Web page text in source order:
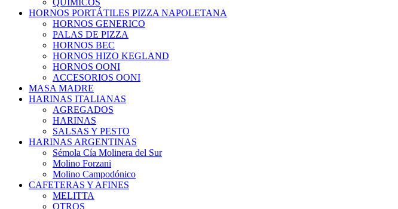
QUIMICOS
HORNOS PORTÁTILES PIZZA NAPOLETANA
HORNOS GENERICO
PALAS DE PIZZA
HORNOS BEC
HORNOS HIZO KEGLAND
HORNOS OONI
ACCESORIOS OONI
MASA MADRE
HARINAS ITALIANAS
AGREGADOS
HARINAS
SALSAS Y PESTO
HARINAS ARGENTINAS
Sémola Cía Molinera del Sur
Molino Forzani
Molino Campodónico
CAFETERAS Y AFINES
MELITTA
OTROS